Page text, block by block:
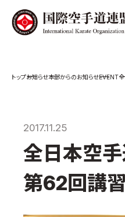
大
松
極
お知らせ本部からのお知らせEVENT
2017.11.25
全日本空
第62回講